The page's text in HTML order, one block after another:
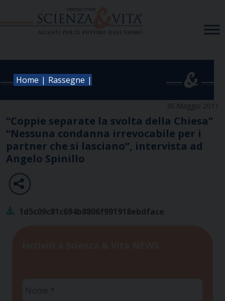
Home | Rassegne |
30 Maggio 2011
“Coppie separate la svolta della Chiesa”
“Nessuna condanna irrevocabile per i
partner che si lasciano”, intervista ad
Angelo Spinillo
1d5c09c81c694b8806f991918ebdface